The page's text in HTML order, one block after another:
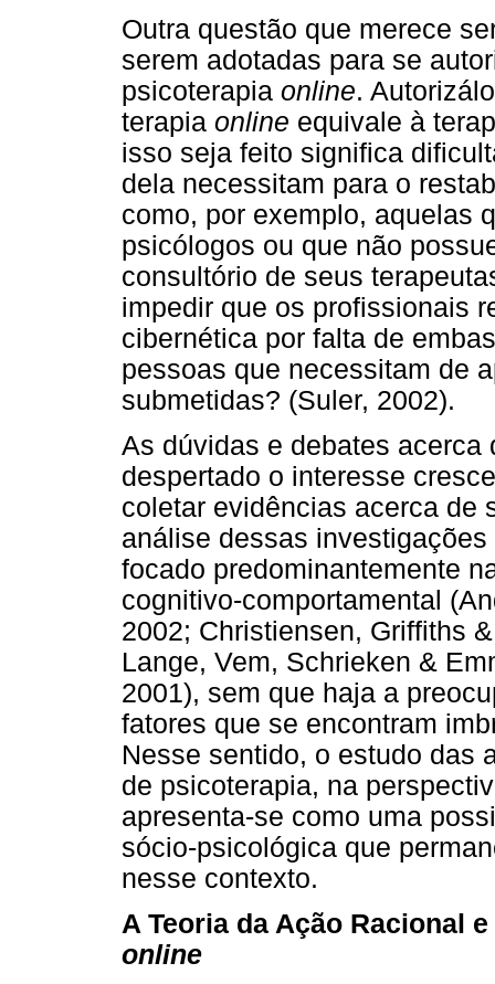
Outra questão que merece
serem adotadas para se
psicoterapia online.
terapia online equivale à
isso seja feito significa
dela necessitam para o
como, por exemplo, aquelas
psicólogos ou que não
consultório de seus
impedir que os profissionais
cibernética por falta de
pessoas que necessitam de
submetidas? (Suler, 2002).
As dúvidas e debates
despertado o interesse
coletar evidências acerca de
análise dessas
focado predominantemente
cognitivo-comportamental
2002; Christiensen, Griffiths
Lange, Vem, Schrieken &
2001), sem que haja a
fatores que se encontram
Nesse sentido, o estudo das
de psicoterapia, na
apresenta-se como uma
sócio-psicológica que
nesse contexto.
A Teoria da Ação Racional
online